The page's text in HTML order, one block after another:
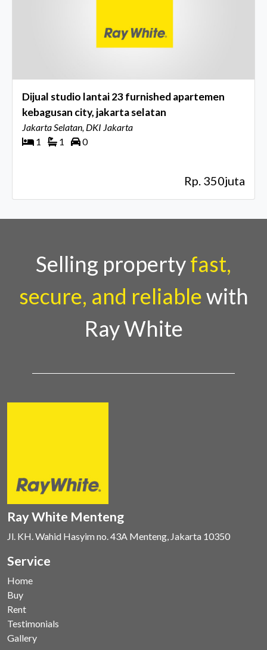
Dijual studio lantai 23 furnished apartemen
kebagusan city, jakarta selatan
Jakarta Selatan, DKI Jakarta
1
1 0
Rp. 350juta
Selling propertyfast,
secure, and reliablewith
Ray White
Ray White Menteng
Jl. KH. Wahid Hasyim no. 43A Menteng, Jakarta 10350
Service
Home
Buy
Rent
Testimonials
Gallery